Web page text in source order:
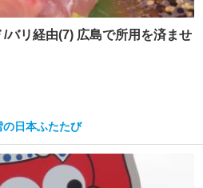
バリ経由(7) 広島で所用を済ませ
日本ふたたび